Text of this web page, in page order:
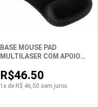
BASE MOUSE PAD
MULTILASER COM APOIO
R$46.50
1x de R$ 46,50 sem juros